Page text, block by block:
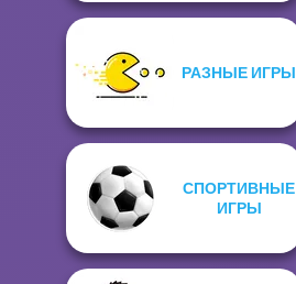
РАЗНЫЕ ИГРЫ
СПОРТИВНЫЕ
ИГРЫ